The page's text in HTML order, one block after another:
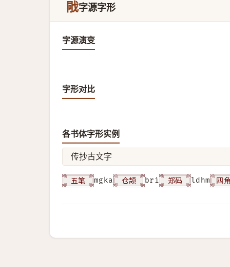
戙字源字形
字源演变
字形对比
各书体字形实例
传抄古文字
五笔 mgka 仓颉 bri 郑码 ldhm 四